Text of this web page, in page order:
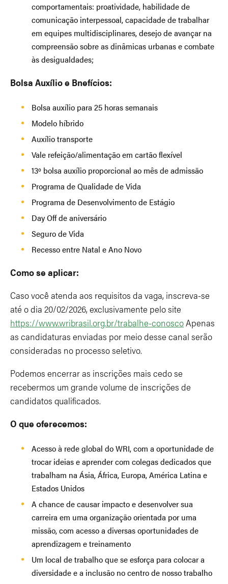
comportamentais: proatividade, habilidade de
comunicação interpessoal, capacidade de trabalhar
em equipes multidisciplinares, desejo de avançar na
compreensão sobre as dinâmicas urbanas e combate
às desigualdades;
Bolsa Auxílio e Bnefícios:
Bolsa auxílio para 25 horas semanais
Modelo híbrido
Auxílio transporte
Vale refeição/alimentação em cartão flexível
13º bolsa auxílio proporcional ao mês de admissão
Programa de Qualidade de Vida
Programa de Desenvolvimento de Estágio
Day Off de aniversário
Seguro de Vida
Recesso entre Natal e Ano Novo
Como se aplicar:
Caso você atenda aos requisitos da vaga, inscreva-se
até o dia 20/02/2026, exclusivamente pelo site
https://www.wribrasil.org.br/trabalhe-conoscoApenas
as candidaturas enviadas por meio desse canal serão
consideradas no processo seletivo.
Podemos encerrar as inscrições mais cedo se
recebermos um grande volume de inscrições de
candidatos qualificados.
O que oferecemos:
Acesso à rede global do WRI, com a oportunidade de
trocar ideias e aprender com colegas dedicados que
trabalham na Ásia, África, Europa, América Latina e
Estados Unidos
A chance de causar impacto e desenvolver sua
carreira em uma organização orientada por uma
missão, com acesso a diversas oportunidades de
aprendizagem e treinamento
Um local de trabalho que se esforça para colocar a
diversidade e a inclusão no centro de nosso trabalho